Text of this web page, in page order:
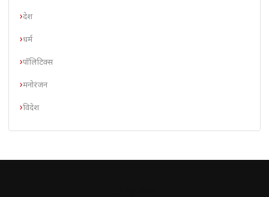
देश
धर्म
पॉलिटिक्स
मनोरंजन
विदेश